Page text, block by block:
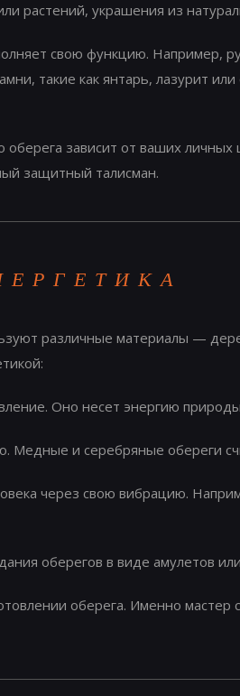
растений, украшения из
свою функцию. Например,
такие как янтарь, лазурит
зависит от ваших
защитный талисман.
различные материалы —
Оно несет энергию природы
Медные и серебряные обереги
через свою вибрацию.
оберегов в виде амулетов
оберега. Именно